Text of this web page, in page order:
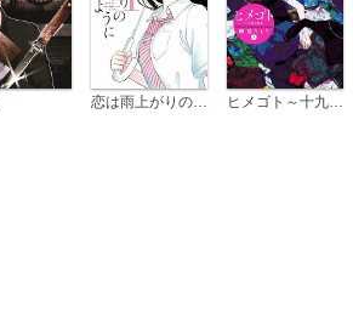
ヒメゴト～十九歳の制服～